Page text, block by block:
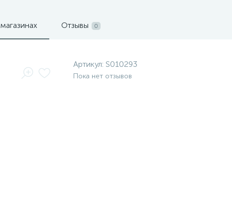
Отзывы 0
Артикул: S010293
Пока нет отзывов